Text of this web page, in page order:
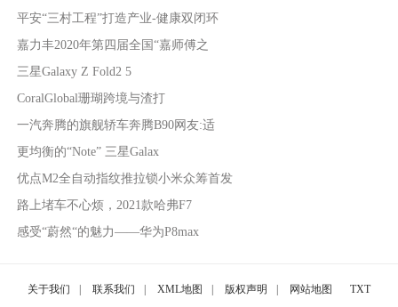
平安“三村工程”打造产业-健康双闭环
嘉力丰2020年第四届全国“嘉师傅之
三星Galaxy Z Fold2 5
CoralGlobal珊瑚跨境与渣打
一汽奔腾的旗舰轿车奔腾B90网友:适
更均衡的“Note” 三星Galax
优点M2全自动指纹推拉锁小米众筹首发
路上堵车不心烦，2021款哈弗F7
感受“蔚然“的魅力——华为P8max
关于我们 联系我们 XML地图 版权声明 网站地图 TXT